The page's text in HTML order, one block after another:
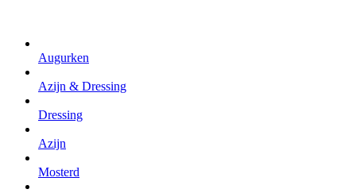
Augurken
Azijn & Dressing
Dressing
Azijn
Mosterd